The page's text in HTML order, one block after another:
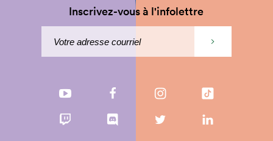
Inscrivez-vous à l'infolettre